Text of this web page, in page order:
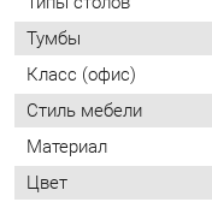
Цвет
ОТЗЫВЫ
Пока нет отзывов,